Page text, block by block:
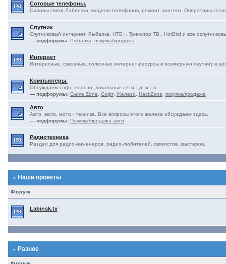
Сотовые телефоны.
Салоны связи Лабинска, модели телефонов, ремонт, контент, Операторы
Спутник
Спутниковый интернет, Рыбалка, НТВ+, Триколор ТВ , HotBird и все
— подфорумы: Рыбалка покупка/продажа
Интернет
Интересные, смешные, полезные интернет-ресурсы и всемирную паутину в
Компьютеры.
Обсуждаем софт, железо ,локальные сети т.д. и т.п.
— подфорумы: Game Zone Софт, Железо HackZone покупка/продажа
Авто
Авто, вело, мото - техника. Все вопросы этого железа обсуждаем здесь.
— подфорумы: Покупка/продажа авто
Радиотехника
Раздел для радио-инженеров, радио-любителей, связистов, мастеров.
Наши проекты
Форум
Labinsk.tv
Разное